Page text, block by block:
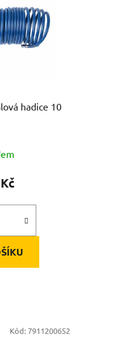
hadice 10
Kód:7911200652